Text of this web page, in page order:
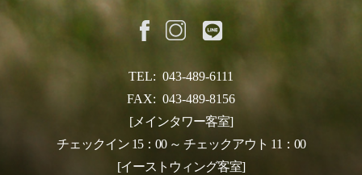
TEL: 043-489-6111
FAX: 043-489-8156
[メインタワー客室]
チェックイン 15：00 ～ チェックアウト 11：00
[イーストウィング客室]